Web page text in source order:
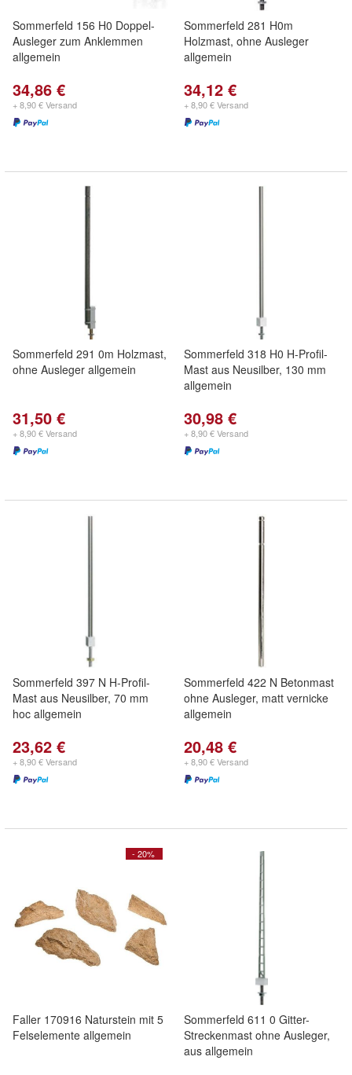
Sommerfeld 156 H0 Doppel-
Ausleger zum Anklemmen
allgemein
34,86 €
+ 8,90 € Versand
Sommerfeld 281 H0m
Holzmast, ohne Ausleger
allgemein
34,12 €
+ 8,90 € Versand
Sommerfeld 291 0m Holzmast,
ohne Ausleger allgemein
31,50 €
+ 8,90 € Versand
Sommerfeld 318 H0 H-Profil-
Mast aus Neusilber, 130 mm
allgemein
30,98 €
+ 8,90 € Versand
Sommerfeld 397 N H-Profil-
Mast aus Neusilber, 70 mm
hoc allgemein
23,62 €
+ 8,90 € Versand
Sommerfeld 422 N Betonmast
ohne Ausleger, matt vernicke
allgemein
20,48 €
+ 8,90 € Versand
- 20%
Faller 170916 Naturstein mit 5
Felselemente allgemein
Sommerfeld 611 0 Gitter-
Streckenmast ohne Ausleger,
aus allgemein